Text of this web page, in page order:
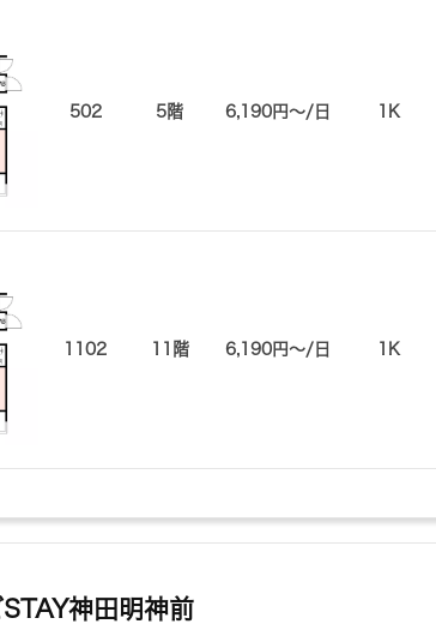
502 5階 6,190円〜/日 1K
1102 11階 6,190円〜/日 1K
STAY神田明神前